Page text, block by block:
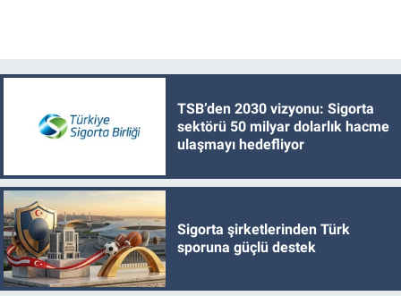
TSB’den 2030 vizyonu: Sigorta
sektörü 50 milyar dolarlık hacme
ulaşmayı hedefliyor
Sigorta şirketlerinden Türk
sporuna güçlü destek